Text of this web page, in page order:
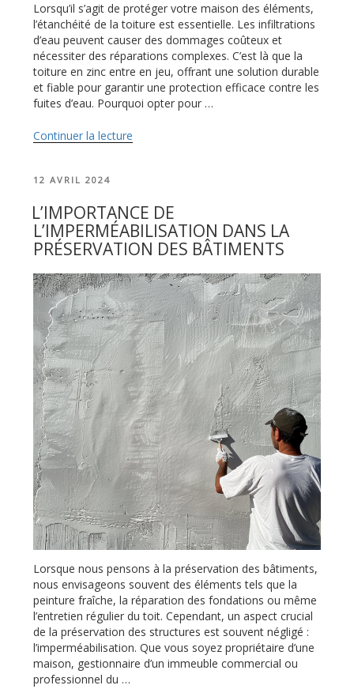
Lorsqu’il s’agit de protéger votre maison des éléments,
l’étanchéité de la toiture est essentielle. Les infiltrations
d’eau peuvent causer des dommages coûteux et
nécessiter des réparations complexes. C’est là que la
toiture en zinc entre en jeu, offrant une solution durable
et fiable pour garantir une protection efficace contre les
fuites d’eau. Pourquoi opter pour …
Continuer la lecture
la
garantie
d’une
durable
contre
les
infiltrations
d’eau »
PUBLIÉ
12 AVRIL 2024
L’IMPORTANCE DE
L’IMPERMÉABILISATION DANS LA
PRÉSERVATION DES BÂTIMENTS
Lorsque nous pensons à la préservation des bâtiments,
nous envisageons souvent des éléments tels que la
peinture fraîche, la réparation des fondations ou même
l’entretien régulier du toit. Cependant, un aspect crucial
de la préservation des structures est souvent négligé :
l’imperméabilisation. Que vous soyez propriétaire d’une
maison, gestionnaire d’un immeuble commercial ou
professionnel du …